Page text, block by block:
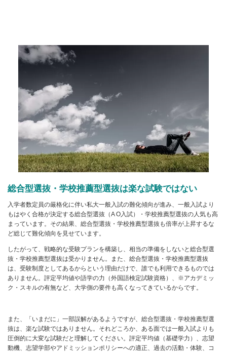
総合型選抜・学校推薦型選抜は楽な試験ではない
入学者数定員の厳格化に伴い私大一般入試の難化傾向が進み、一般入試より
もはやく合格が決定する総合型選抜（A O入試）・学校推薦型選抜の人気も高
まっています。その結果、総合型選抜・学校推薦型選抜も倍率が上昇するな
ど総じて難化傾向を見せています。
したがって、戦略的な受験プランを構築し、相当の準備をしないと総合型選
抜・学校推薦型選抜は受かりません。また、総合型選抜・学校推薦型選抜
は、受験制度としてあるからという理由だけで、誰でも利用できるものでは
ありません。評定平均値や語学の力（外国語検定試験資格）、※アカデミッ
ク・スキルの有無など、大学側の要件も高くなってきているからです。
また、「いまだに」一部誤解があるようですが、総合型選抜・学校推薦型選
抜は、楽な試験ではありません。それどころか、ある面では一般入試よりも
圧倒的に大変な試験だと理解してください。評定平均値（基礎学力）、志望
動機、志望学部やアドミッションポリシーへの適正、過去の活動・体験、コ